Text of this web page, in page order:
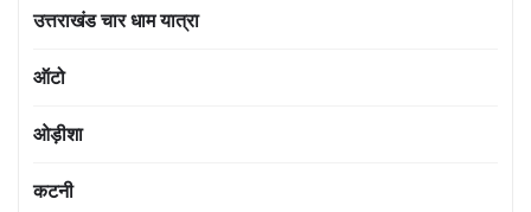
उत्तराखंड चार धाम यात्रा
ऑटो
ओड़ीशा
कटनी